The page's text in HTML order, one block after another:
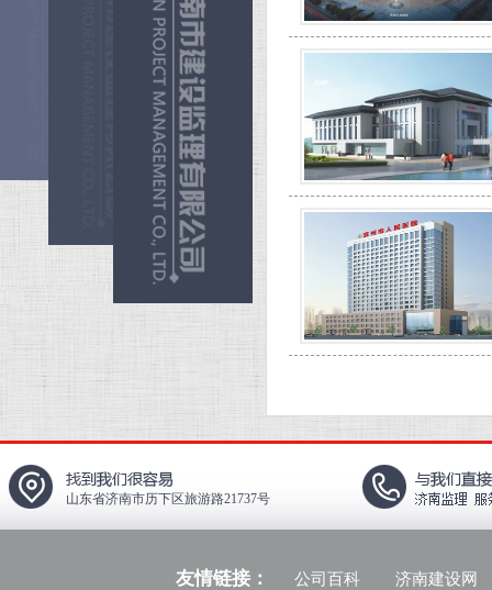
山东省济南市历下区旅游路21737号
友情链接： 公司百科 济南建设网